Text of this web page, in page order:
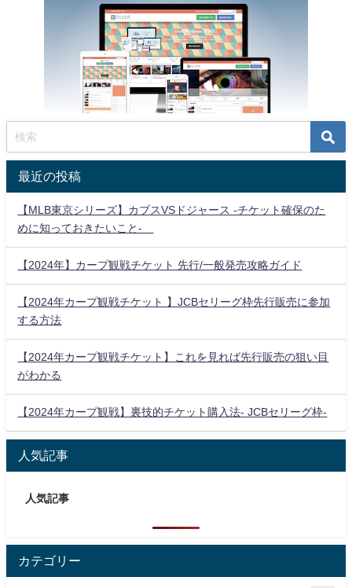
最近の投稿
【MLB東京シリーズ】カブスVSドジャース -チケット確保のた
めに知っておきたいこと-
【2024年】カープ観戦チケット 先行/一般発売攻略ガイド
【2024年カープ観戦チケット 】JCBセリーグ枠先行販売に参加
する方法
【2024年カープ観戦チケット】これを見れば先行販売の狙い目
がわかる
【2024年カープ観戦】裏技的チケット購入法- JCBセリーグ枠-
人気記事
人気記事
カテゴリー